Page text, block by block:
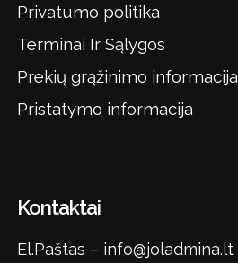
Privatumo politika
Terminai Ir Sąlygos
Prekių grąžinimo informacija
Pristatymo informacija
Kontaktai
El.Paštas – info@joladmina.lt